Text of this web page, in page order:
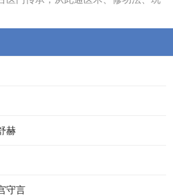
赫
守言